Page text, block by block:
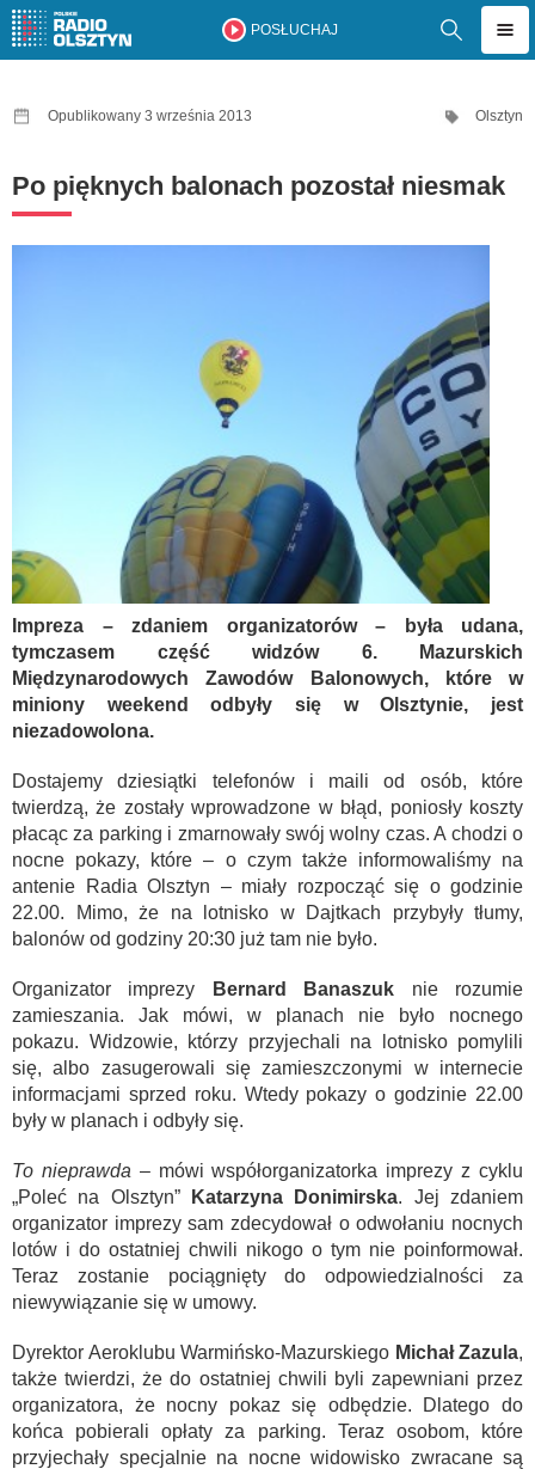
POSŁUCHAJ
Opublikowany 3 września 2013 Olsztyn
Po pięknych balonach pozostał niesmak
Impreza – zdaniem organizatorów – była udana,
tymczasem część widzów 6. Mazurskich
Międzynarodowych Zawodów Balonowych, które w
miniony weekend odbyły się w Olsztynie, jest
niezadowolona.
Dostajemy dziesiątki telefonów i maili od osób, które
twierdzą, że zostały wprowadzone w błąd, poniosły koszty
płacąc za parking i zmarnowały swój wolny czas. A chodzi o
nocne pokazy, które – o czym także informowaliśmy na
antenie Radia Olsztyn – miały rozpocząć się o godzinie
22.00. Mimo, że na lotnisko w Dajtkach przybyły tłumy,
balonów od godziny 20:30 już tam nie było.
Organizator imprezy Bernard Banaszuk nie rozumie
zamieszania. Jak mówi, w planach nie było nocnego
pokazu. Widzowie, którzy przyjechali na lotnisko pomylili
się, albo zasugerowali się zamieszczonymi w internecie
informacjami sprzed roku. Wtedy pokazy o godzinie 22.00
były w planach i odbyły się.
To nieprawda – mówi współorganizatorka imprezy z cyklu
„Poleć na Olsztyn”
Katarzyna Donimirska. Jej zdaniem
organizator imprezy sam zdecydował o odwołaniu nocnych
lotów i do ostatniej chwili nikogo o tym nie poinformował.
Teraz zostanie pociągnięty do odpowiedzialności za
niewywiązanie się w umowy.
Dyrektor Aeroklubu Warmińsko-Mazurskiego Michał Zazula,
także twierdzi, że do ostatniej chwili byli zapewniani przez
organizatora, że nocny pokaz się odbędzie. Dlatego do
końca pobierali opłaty za parking. Teraz osobom, które
przyjechały specjalnie na nocne widowisko zwracane są